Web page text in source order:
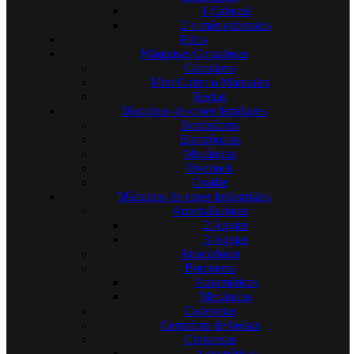
1 Cabezal
2 o más cabezales
Hilos
Máquinas Cortadoras
Circulares
Mini Cutter o Manuales
Rectas
Maquinas de coser familiares
Bordadoras
Electrónicas
Mecánicas
Overlock
Usadas
Máquinas de coser industriales
Ametralladoras
2 Agujas
3 Agujas
Atracadoras
Botoneras
Automáticas
Mecánicas
Cadenetas
Cerradora de bolsas
Cintureras